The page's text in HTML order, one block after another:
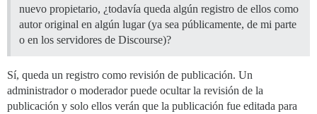
nuevo propietario, ¿todavía queda algún registro de ellos como
autor original en algún lugar (ya sea públicamente, de mi parte
o en los servidores de Discourse)?
Sí, queda un registro como revisión de publicación. Un
administrador o moderador puede ocultar la revisión de la
publicación y solo ellos verán que la publicación fue editada para